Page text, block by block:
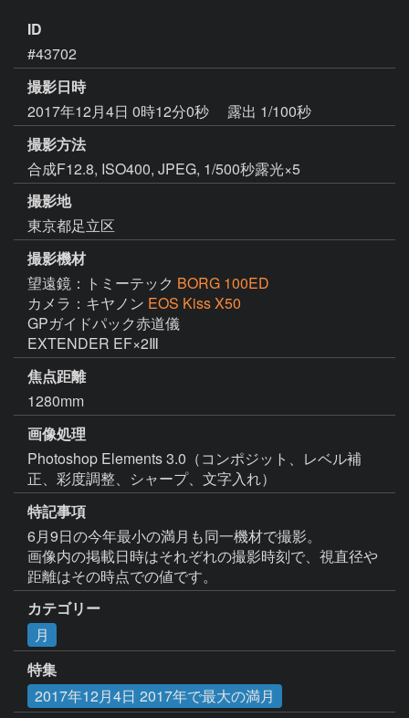
ID
#43702
撮影日時
2017年12月4日 0時12分0秒
露出 1/100秒
撮影方法
合成F12.8, ISO400, JPEG, 1/500秒露光×5
撮影地
東京都足立区
撮影機材
望遠鏡：トミーテック BORG 100ED
カメラ：キヤノン EOS Kiss X50
GPガイドパック赤道儀
EXTENDER EF×2Ⅲ
焦点距離
1280mm
画像処理
Photoshop Elements 3.0（コンポジット、レベル補
正、彩度調整、シャープ、文字入れ）
特記事項
6月9日の今年最小の満月も同一機材で撮影。
画像内の掲載日時はそれぞれの撮影時刻で、視直径や
距離はその時点での値です。
カテゴリー
月
特集
2017年12月4日 2017年で最大の満月